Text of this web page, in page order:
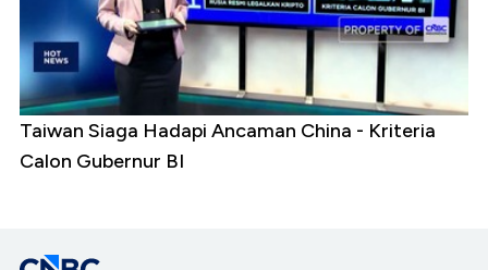
Taiwan Siaga Hadapi Ancaman China - Kriteria
Calon Gubernur BI